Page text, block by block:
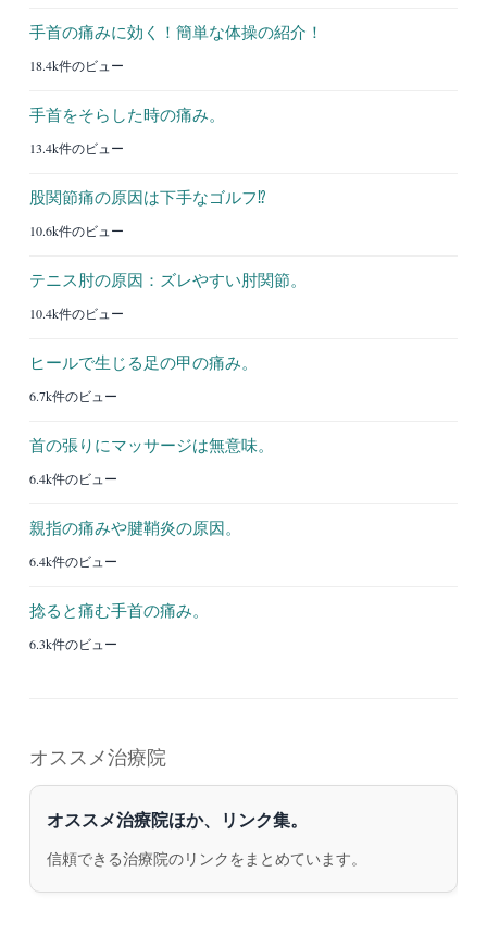
手首の痛みに効く！簡単な体操の紹介！
18.4k件のビュー
手首をそらした時の痛み。
13.4k件のビュー
股関節痛の原因は下手なゴルフ⁉︎
10.6k件のビュー
テニス肘の原因：ズレやすい肘関節。
10.4k件のビュー
ヒールで生じる足の甲の痛み。
6.7k件のビュー
首の張りにマッサージは無意味。
6.4k件のビュー
親指の痛みや腱鞘炎の原因。
6.4k件のビュー
捻ると痛む手首の痛み。
6.3k件のビュー
オススメ治療院
オススメ治療院ほか、リンク集。
信頼できる治療院のリンクをまとめています。